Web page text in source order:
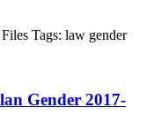
Tags: law gender
Gender 2017-